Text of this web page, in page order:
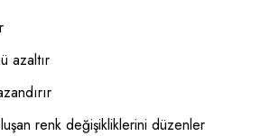
azaltır
renk değişikliklerini düzenler